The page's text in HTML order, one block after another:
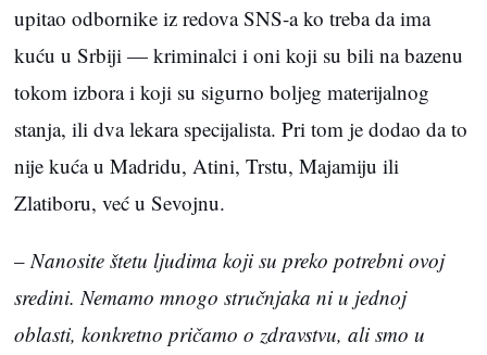
upitao odbornike iz redova SNS-a ko treba da ima
kuću u Srbiji — kriminalci i oni koji su bili na bazenu
tokom izbora i koji su sigurno boljeg materijalnog
stanja, ili dva lekara specijalista. Pri tom je dodao da to
nije kuća u Madridu, Atini, Trstu, Majamiju ili
Zlatiboru, već u Sevojnu.
– Nanosite štetu ljudima koji su preko potrebni ovoj
sredini. Nemamo mnogo stručnjaka ni u jednoj
oblasti, konkretno pričamo o zdravstvu, ali smo u